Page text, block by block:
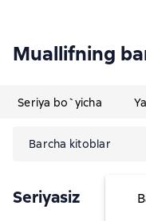
Muallifning
Seriya bo`yicha
Barcha kitoblar
Seriyasiz